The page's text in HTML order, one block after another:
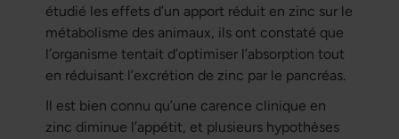
étudié les effets d’un apport réduit en zinc sur le
métabolisme des animaux, ils ont constaté que
l’organisme tentait d’optimiser l’absorption tout
en réduisant l’excrétion de zinc par le pancréas.
Il est bien connu qu’une carence clinique en
zinc diminue l’appétit, et plusieurs hypothèses